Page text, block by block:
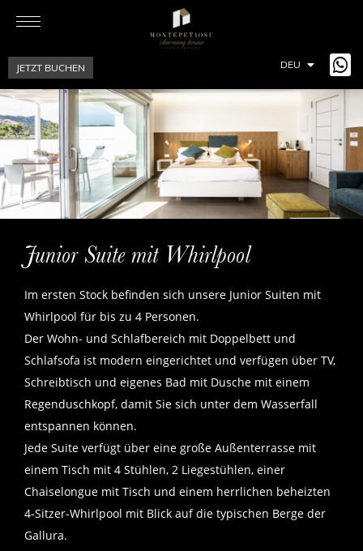
JETZT BUCHEN
DEU
Junior Suite mit Whirlpool
Im ersten Stock befinden sich unsere Junior Suiten mit
Whirlpool für bis zu 4 Personen.
Der Wohn- und Schlafbereich mit Doppelbett und
Schlafsofa ist modern eingerichtet und verfügen über TV,
Schreibtisch und eigenes Bad mit Dusche mit einem
Regenduschkopf, damit Sie sich unter dem Wasserfall
entspannen können.
Jede Suite verfügt über eine große Außenterrasse mit
einem Tisch mit 4 Stühlen, 2 Liegestühlen, einer
Chaiselongue mit Tisch und einem herrlichen beheizten
4-Sitzer-Whirlpool mit Blick auf die typischen Berge der
Gallura.